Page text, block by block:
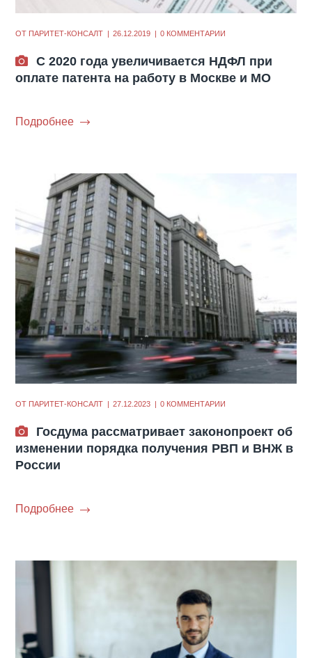
ОТ ПАРИТЕТ-КОНСАЛТ 26.12.2019 0 КОММЕНТАРИИ
С 2020 года увеличивается НДФЛ при
оплате патента на работу в Москве и МО
Подробнее
ОТ ПАРИТЕТ-КОНСАЛТ 27.12.2023 0 КОММЕНТАРИИ
Госдума рассматривает законопроект об
изменении порядка получения РВП и ВНЖ в
России
Подробнее